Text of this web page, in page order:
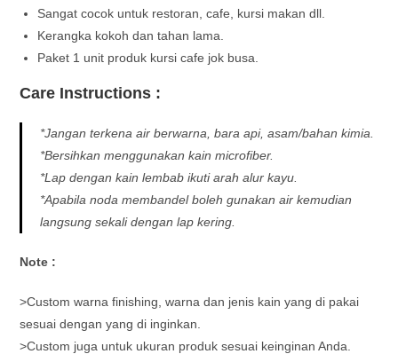
Sangat cocok untuk restoran, cafe, kursi makan dll.
Kerangka kokoh dan tahan lama.
Paket 1 unit produk kursi cafe jok busa.
Care Instructions :
*Jangan terkena air berwarna, bara api, asam/bahan kimia.
*Bersihkan menggunakan kain microfiber.
*Lap dengan kain lembab ikuti arah alur kayu.
*Apabila noda membandel boleh gunakan air kemudian
langsung sekali dengan lap kering.
Note :
>Custom warna finishing, warna dan jenis kain yang di pakai
sesuai dengan yang di inginkan.
>Custom juga untuk ukuran produk sesuai keinginan Anda.